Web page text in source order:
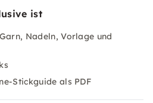
ist
Nadeln, Vorlage und
Stickguide als PDF